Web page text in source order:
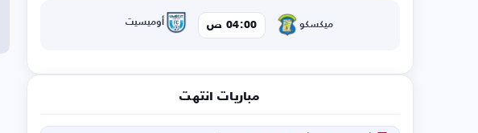
ميكسكو 04:00 ص أوميسيت
مباريات انتهت